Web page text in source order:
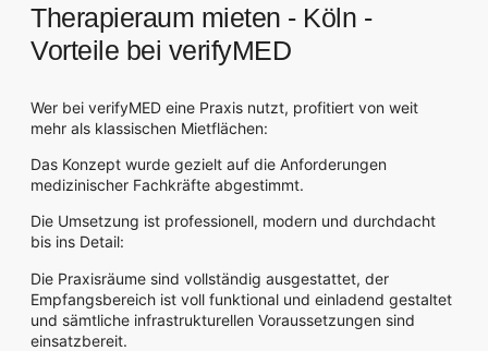
Therapieraum mieten - Köln -
Vorteile bei verifyMED
Wer bei verifyMED eine Praxis nutzt, profitiert von weit
mehr als klassischen Mietflächen:
Das Konzept wurde gezielt auf die Anforderungen
medizinischer Fachkräfte abgestimmt.
Die Umsetzung ist professionell, modern und durchdacht
bis ins Detail:
Die Praxisräume sind vollständig ausgestattet, der
Empfangsbereich ist voll funktional und einladend gestaltet
und sämtliche infrastrukturellen Voraussetzungen sind
einsatzbereit.